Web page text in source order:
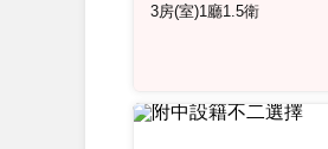
3房(室)1廳1.5衛